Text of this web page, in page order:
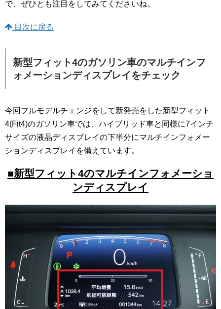
で、ぜひとも注目をしてみてくださいね。
目次に戻る
新型フィット4のガソリン車のマルチインフ
ォメーションディスプレイをチェック
今回フルモデルチェンジをして新発売をした新型フィット
4(Fit4)のガソリン車では、ハイブリッド車と同様に7インチ
サイズの液晶ディスプレイの下半分にマルチインフォメー
ションディスプレイを備えています。
■新型フィット4のマルチインフォメーショ
ンディスプレイ